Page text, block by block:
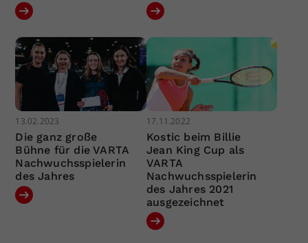
13.02.2023
Die ganz große
Bühne für die VARTA
Nachwuchsspielerin
des Jahres
17.11.2022
Kostic beim Billie
Jean King Cup als
VARTA
Nachwuchsspielerin
des Jahres 2021
ausgezeichnet